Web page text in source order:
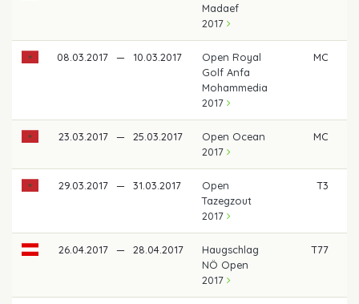
Madaef
2017
08.03.2017 — 10.03.2017
Open Royal
Golf Anfa
Mohammedia
2017
MC
23.03.2017 — 25.03.2017
Open Ocean
2017
MC
29.03.2017 — 31.03.2017
Open
Tazegzout
2017
T3
26.04.2017 — 28.04.2017
Haugschlag
NÖ Open
2017
T77